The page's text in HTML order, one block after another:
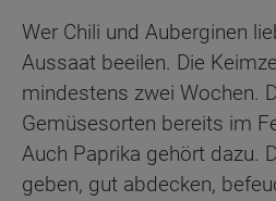
Wer Chili und Auberginen
Aussaat beeilen. Die
mindestens zwei Wochen.
Gemüsesorten bereits im
Auch Paprika gehört dazu.
geben, gut abdecken,